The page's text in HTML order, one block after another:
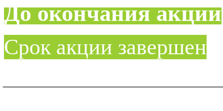
До окончания акции
Срок акции завершен